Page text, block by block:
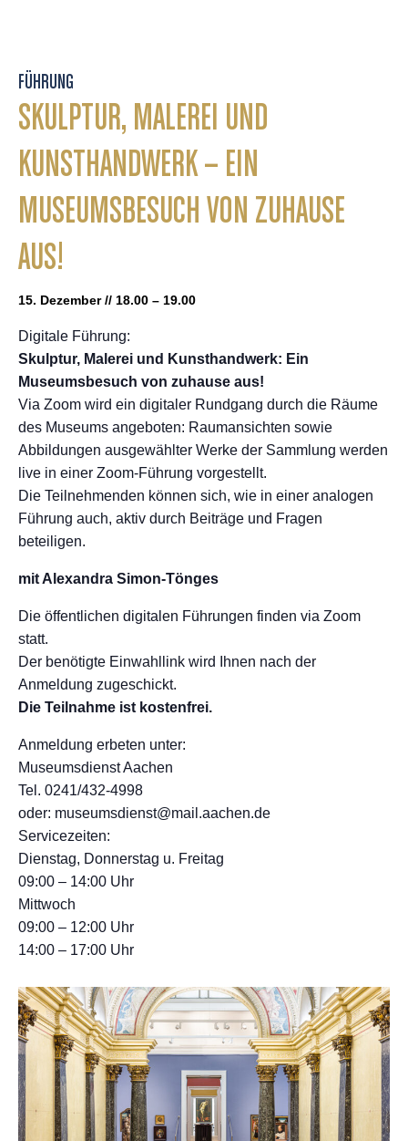
FÜHRUNG
SKULPTUR, MALEREI UND
KUNSTHANDWERK – EIN
MUSEUMSBESUCH VON ZUHAUSE
AUS!
15. Dezember // 18.00 – 19.00
Digitale Führung:
Skulptur, Malerei und Kunsthandwerk: Ein
Museumsbesuch von zuhause aus!
Via Zoom wird ein digitaler Rundgang durch die Räume
des Museums angeboten: Raumansichten sowie
Abbildungen ausgewählter Werke der Sammlung werden
live in einer Zoom-Führung vorgestellt.
Die Teilnehmenden können sich, wie in einer analogen
Führung auch, aktiv durch Beiträge und Fragen
beteiligen.
mit Alexandra Simon-Tönges
Die öffentlichen digitalen Führungen finden via Zoom
statt.
Der benötigte Einwahllink wird Ihnen nach der
Anmeldung zugeschickt.
Die Teilnahme ist kostenfrei.
Anmeldung erbeten unter:
Museumsdienst Aachen
Tel. 0241/432-4998
oder: museumsdienst@mail.aachen.de
Servicezeiten:
Dienstag, Donnerstag u. Freitag
09:00 – 14:00 Uhr
Mittwoch
09:00 – 12:00 Uhr
14:00 – 17:00 Uhr